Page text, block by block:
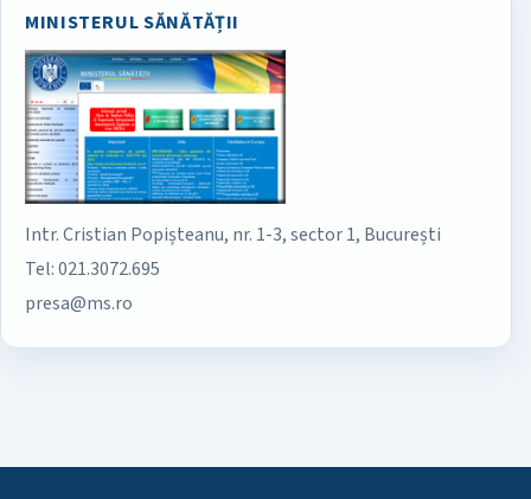
MINISTERUL SĂNĂTĂȚII
Intr. Cristian Popișteanu, nr. 1-3, sector 1, București
Tel: 021.3072.695
presa@ms.ro